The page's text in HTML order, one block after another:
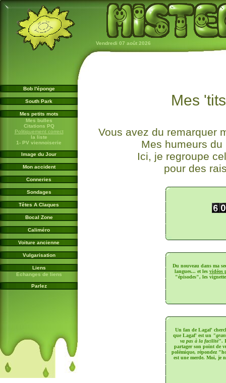
Vendredi 07 août 2026
Bob l'éponge
South Park
Mes petits mots
Mes bulles
Citations PQ
Politiquement correct
la liste
1- PV viennoiserie
Image du Jour
Mon accident
Conneries
Sondages
Têtes A Claques
Bocal Zone
Caliméro
Voiture ancienne
Vulgarisation
Liens
Echanges de liens
Parlez
Mes
Vous avez du remarquer
Mes humeurs
Ici, je regroupe
pour des
Du nouveau dans ma
langues... et les vidéos
"épisodes", les
Un fan de Lagaf'
que Lagaf' est un
va pas à la facilité".
partager son point de
polémique, répondez
est une merde. Moi, je